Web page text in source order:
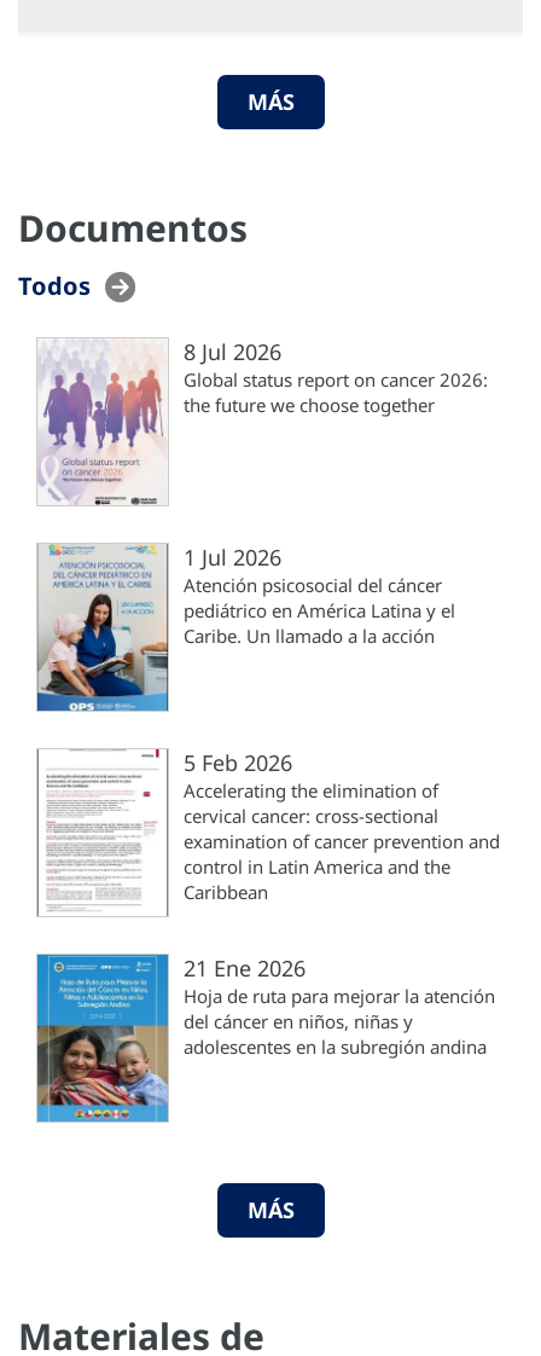
MÁS
Documentos
Todos
8 Jul 2026
Global status report on cancer 2026:
the future we choose together
1 Jul 2026
Atención psicosocial del cáncer
pediátrico en América Latina y el
Caribe. Un llamado a la acción
5 Feb 2026
Accelerating the elimination of
cervical cancer: cross-sectional
examination of cancer prevention and
control in Latin America and the
Caribbean
21 Ene 2026
Hoja de ruta para mejorar la atención
del cáncer en niños, niñas y
adolescentes en la subregión andina
MÁS
Materiales de